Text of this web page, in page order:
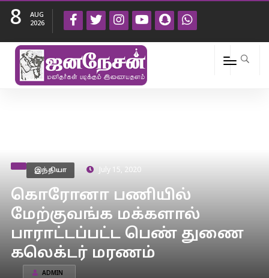
8
AUG
2026
இந்தியா July 15, 2020
கொரோனா பணியில்
மேற்குவங்க மக்களால்
பாராட்டப்பட்ட பெண் துணை
கலெக்டர் மரணம்
ADMIN